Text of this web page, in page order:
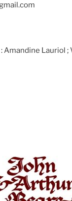
Amandine Lauriol ;